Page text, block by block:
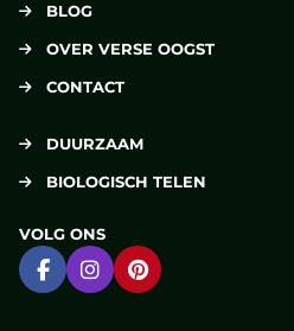
BLOG
OVER VERSE OOGST
CONTACT
DUURZAAM
BIOLOGISCH TELEN
VOLG ONS
Ga naar Facebook
Ga naar Instagram
Ga naar Pinterest